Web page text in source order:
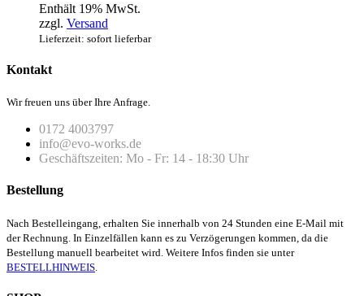
Enthält 19% MwSt.
zzgl. Versand
Lieferzeit: sofort lieferbar
Kontakt
Wir freuen uns über Ihre Anfrage.
0172 4003797
info@evo-works.de
Geschäftszeiten: Mo - Fr: 14 - 18:30 Uhr
Bestellung
Nach Bestelleingang, erhalten Sie innerhalb von 24 Stunden eine E-Mail mit
der Rechnung. In Einzelfällen kann es zu Verzögerungen kommen, da die
Bestellung manuell bearbeitet wird. Weitere Infos finden sie unter
BESTELLHINWEIS